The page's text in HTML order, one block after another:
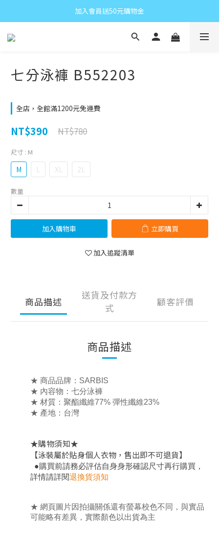
加入會員送50元購物金
七分泳褲 B552203
全店，全館滿1200元免運費
NT$390 NT$780
尺寸 : M
M L XL 2L
數量
加入購物車 立即購買
加入追蹤清單
商品描述
送貨及付款方
式
顧客評價
商品描述
★ 商品品牌：SARBIS
★ 內容物：七分泳褲
★ 材質： 聚酯纖維77% 彈性纖維23%
★ 產地：台灣
★購物須知★
【泳裝屬於貼身個人衣物，售出即不可退貨】
●購買前請務必評估自身身形確認尺寸再行購買 ，
詳情請詳閱退換貨須知
★ 網頁圖片因拍攝關係還有螢幕校色不同，與實品
可能略有差異，實際顏色以出貨為主